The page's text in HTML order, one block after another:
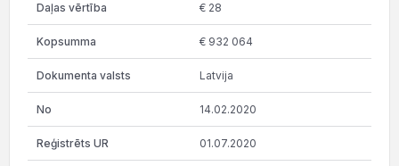
€ 28
€ 932 064
Latvija
14.02.2020
01.07.2020